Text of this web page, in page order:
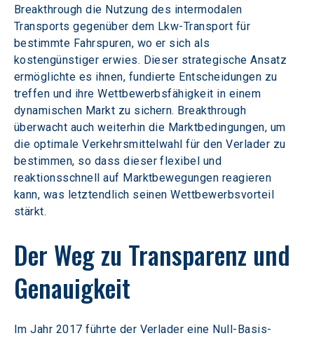
Breakthrough die Nutzung des intermodalen
Transports gegenüber dem Lkw-Transport für
bestimmte Fahrspuren, wo er sich als
kostengünstiger erwies. Dieser strategische Ansatz
ermöglichte es ihnen, fundierte Entscheidungen zu
treffen und ihre Wettbewerbsfähigkeit in einem
dynamischen Markt zu sichern. Breakthrough
überwacht auch weiterhin die Marktbedingungen, um
die optimale Verkehrsmittelwahl für den Verlader zu
bestimmen, so dass dieser flexibel und
reaktionsschnell auf Marktbewegungen reagieren
kann, was letztendlich seinen Wettbewerbsvorteil
stärkt.
Der Weg zu Transparenz und
Genauigkeit
Im Jahr 2017 führte der Verlader eine Null-Basis-